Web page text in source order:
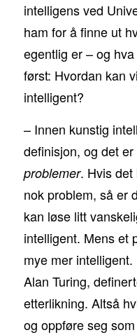
intelligens ved
ham for å finne ut
egentlig er – og
først: Hvordan kan
intelligent?
– Innen kunstig
definisjon, og det
problemer. Hvis det
nok problem, så er
kan løse litt
intelligent. Mens et
mye mer
Alan Turing,
etterlikning. Altså
og oppføre seg